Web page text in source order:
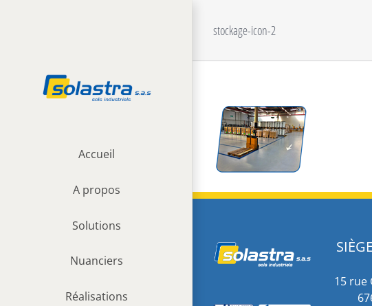
Accueil
A propos
Solutions
Nuanciers
Réalisations
stockage-icon-2
15 rue